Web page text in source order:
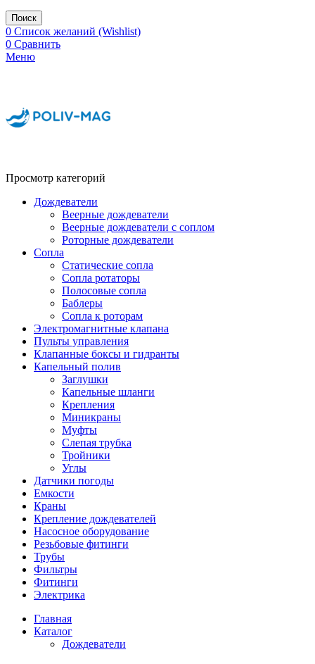
Поиск
0 Список желаний (Wishlist)
0 Сравнить
Меню
Просмотр категорий
Дождеватели
Веерные дождеватели
Веерные дождеватели с соплом
Роторные дождеватели
Сопла
Статические сопла
Сопла ротаторы
Полосовые сопла
Баблеры
Сопла к роторам
Электромагнитные клапана
Пульты управления
Клапанные боксы и гидранты
Капельный полив
Заглушки
Капельные шланги
Крепления
Миникраны
Муфты
Слепая трубка
Тройники
Углы
Датчики погоды
Емкости
Краны
Крепление дождевателей
Насосное оборудование
Резьбовые фитинги
Трубы
Фильтры
Фитинги
Электрика
Главная
Каталог
Дождеватели